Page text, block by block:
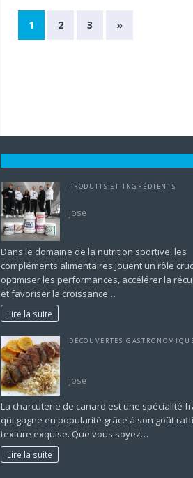
1 2 3 »
PRODUITS ET INGRÉDIENTS
jose
Dans le domaine de la nutrition sportive, les
compléments alimentaires jouent un rôle
optimiser les performances, accélérer la
et favoriser la croissance…
Lire la suite
DÉCOUVERTES
jose
La charcuterie de canard est une spécialité
qui gagne en popularité grâce à son goût
texture exquise. Que vous soyez…
Lire la suite